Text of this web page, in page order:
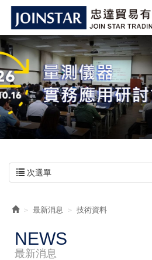
次選單
最新消息 技術資料
NEWS
最新消息